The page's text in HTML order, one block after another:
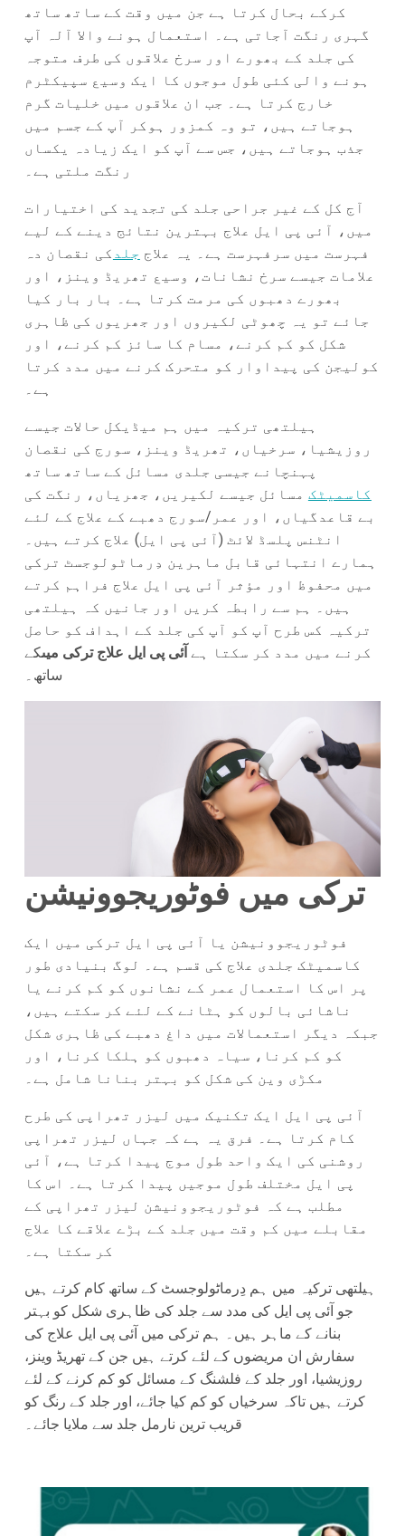
کرکے بحال کرتا ہے جن میں وقت کے ساتھ ساتھ
گہری رنگت آجاتی ہے۔ استعمال ہونے والا آلہ آپ
کی جلد کے بھورے اور سرخ علاقوں کی طرف متوجہ
ہونے والی کئی طول موجوں کا ایک وسیع سپیکٹرم
خارج کرتا ہے۔ جب ان علاقوں میں خلیات گرم
ہوجاتے ہیں، تو وہ کمزور ہوکر آپ کے جسم میں
جذب ہوجاتے ہیں، جس سے آپ کو ایک زیادہ یکساں
رنگت ملتی ہے۔
آج کل کے غیر جراحی جلد کی تجدید کی اختیارات
میں، آئی پی ایل علاج بہترین نتائج دینے کے لیے
فہرست میں سرفہرست ہے۔ یہ علاج جلد کی نقصان دہ
علامات جیسے سرخ نشانات، وسیع تھریڈ وینز، اور
بھورے دھبوں کی مرمت کرتا ہے۔ بار بار کیا
جائے تو یہ چھوٹی لکیروں اور جھریوں کی ظاہری
شکل کو کم کرنے، مسام کا سائز کم کرنے، اور
کولیجن کی پیداوار کو متحرک کرنے میں مدد کرتا
ہے۔
ہیلتھی ترکیہ میں ہم میڈیکل حالات جیسے
روزیشیا، سرخیاں، تھریڈ وینز، سورج کی نقصان
پہنچانے جیسی جلدی مسائل کے ساتھ ساتھ
کاسمیٹک مسائل جیسے لکیریں، جھریاں، رنگت کی
بے قاعدگیاں، اور عمر/سورج دھبے کے علاج کے لئے
انٹنس پلسڈ لائٹ (آئی پی ایل) علاج کرتے ہیں۔
ہمارے انتہائی قابل ماہرین دِرماٹولوجسٹ ترکی
میں محفوظ اور مؤثر آئی پی ایل علاج فراہم کرتے
ہیں۔ ہم سے رابطہ کریں اور جانیں کہ ہیلتھی
ترکیہ کس طرح آپ کو آپ کی جلد کے اہداف کو حاصل
کرنے میں مدد کر سکتا ہے آئی پی ایل علاج ترکی میںکے
ساتھ۔
ترکی میں فوٹوریجوونیشن
فوٹوریجوونیشن یا آئی پی ایل ترکی میں ایک
کاسمیٹک جلدی علاج کی قسم ہے۔ لوگ بنیادی طور
پر اس کا استعمال عمر کے نشانوں کو کم کرنے یا
ناشائی بالوں کو ہٹانے کے لئے کر سکتے ہیں،
جبکہ دیگر استعمالات میں داغ دھبے کی ظاہری شکل
کو کم کرنا، سیاہ دھبوں کو ہلکا کرنا، اور
مکڑی وین کی شکل کو بہتر بنانا شامل ہے۔
آئی پی ایل ایک تکنیک میں لیزر تھراپی کی طرح
کام کرتا ہے۔ فرق یہ ہے کہ جہاں لیزر تھراپی
روشنی کی ایک واحد طول موج پیدا کرتا ہے، آئی
پی ایل مختلف طول موجیں پیدا کرتا ہے۔ اس کا
مطلب ہے کہ فوٹوریجوونیشن لیزر تھراپی کے
مقابلے میں کم وقت میں جلد کے بڑے علاقے کا علاج
کر سکتا ہے۔
ہیلتھی ترکیہ میں ہم دِرماٹولوجسٹ کے ساتھ کام کرتے ہیں
جو آئی پی ایل کی مدد سے جلد کی ظاہری شکل کو بہتر
بنانے کے ماہر ہیں۔ ہم ترکی میں آئی پی ایل علاج کی
سفارش ان مریضوں کے لئے کرتے ہیں جن کے تھریڈ وینز،
روزیشیا، اور جلد کے فلشنگ کے مسائل کو کم کرنے کے لئے
کرتے ہیں تاکہ سرخیاں کو کم کیا جائے، اور جلد کے رنگ کو
قریب ترین نارمل جلد سے ملایا جائے۔